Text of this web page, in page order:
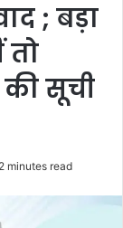
; बड़ा
की सूची
2 minutes read